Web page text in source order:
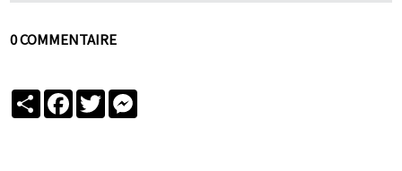
0 COMMENTAIRE
PartagerFacebook
Twitter